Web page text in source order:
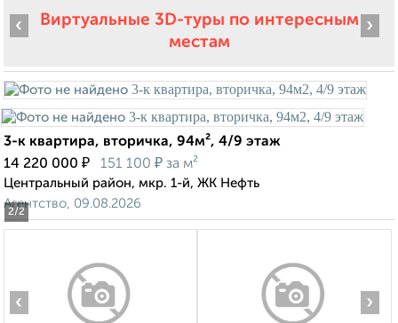
Виртуальные 3D-туры по интересным
местам
2/2
‹ ›
3-к квартира, вторичка, 94м², 4/9 этаж
14 220 000 ₽ 151 100 ₽ за м²
Центральный район, мкр. 1-й, ЖК Нефть
Агентство, 09.08.2026
‹ ›